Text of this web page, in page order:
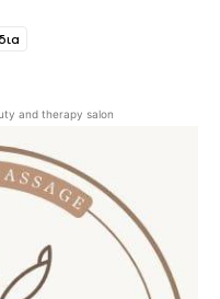
and therapy salon